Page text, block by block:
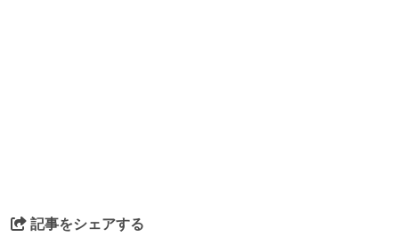
記事をシェアする